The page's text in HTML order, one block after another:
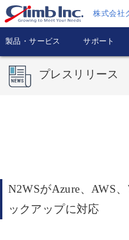
株式会社
製品・サービス サポート
プレスリリース
N2WSがAzure、AWS
ックアップに対応